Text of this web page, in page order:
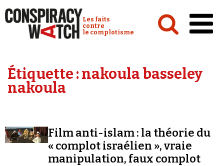
Conspiracy Watch :
Les faits
contre
le complotisme
Analyses
Émissions
Revues de presse
Étiquette :nakoula basseley
nakoula
Film anti-islam : la théorie du
« complot israélien », vraie
manipulation, faux complot